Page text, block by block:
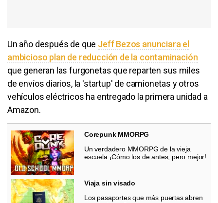
Un año después de que Jeff Bezos anunciara el
ambicioso plan de reducción de la contaminación
que generan las furgonetas que reparten sus miles
de envíos diarios, la 'startup' de camionetas y otros
vehículos eléctricos ha entregado la primera unidad a
Amazon.
Corepunk MMORPG
Un verdadero MMORPG de la vieja
escuela ¡Cómo los de antes, pero mejor!
Viaja sin visado
Los pasaportes que más puertas abren